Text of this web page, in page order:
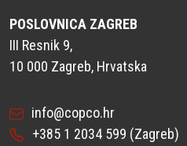
POSLOVNICA ZAGREB
III Resnik 9,
10 000 Zagreb, Hrvatska
info@copco.hr
+385 1 2034 599 (Zagreb)